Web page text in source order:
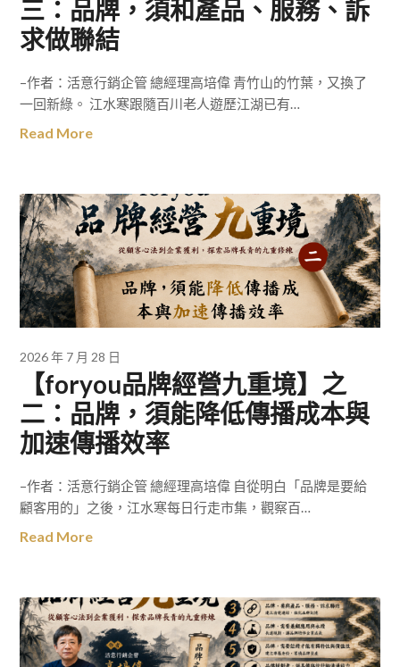
三：品牌，須和產品、服務、訴
求做聯結
–作者：活意行銷企管 總經理高培偉 青竹山的竹葉，又換了
一回新綠。 江水寒跟隨百川老人遊歷江湖已有…
Read More
2026 年 7 月 28 日
【foryou品牌經營九重境】之
二：品牌，須能降低傳播成本與
加速傳播效率
–作者：活意行銷企管 總經理高培偉 自從明白「品牌是要給
顧客用的」之後，江水寒每日行走市集，觀察百…
Read More